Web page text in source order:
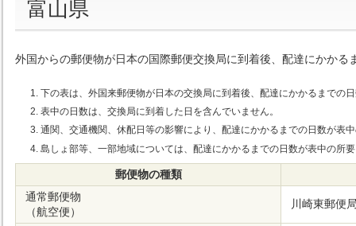
富山県
外国からの郵便物が日本の国際郵便交換局に到着後、配達にかかる
下の表は、外国来郵便物が日本の交換局に到着後、配達にかかるまでの
表中の日数は、交換局に到着した日を含んでいません。
通関、交通機関、休配日等の影響により、配達にかかるまでの日数が表
島しょ部等、一部地域については、配達にかかるまでの日数が表中の所
郵便物の種類
通常郵便物
（航空便）
川崎東郵便